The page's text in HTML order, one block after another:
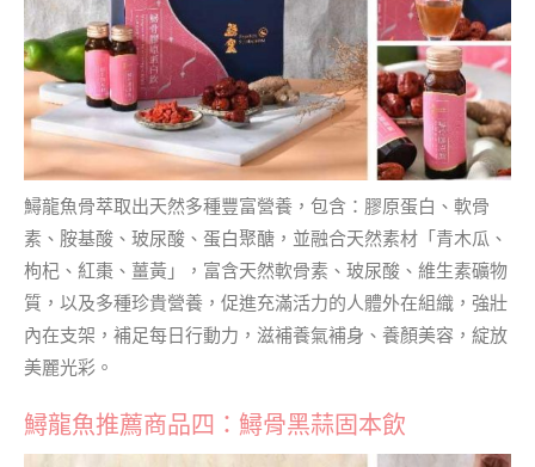
鱘龍魚骨萃取出天然多種豐富營養，包含：膠原蛋白、軟骨
素、胺基酸、玻尿酸、蛋白聚醣，並融合天然素材「青木瓜、
枸杞、紅棗、薑黃」，富含天然軟骨素、玻尿酸、維生素礦物
質，以及多種珍貴營養，促進充滿活力的人體外在組織，強壯
內在支架，補足每日行動力，滋補養氣補身、養顏美容，綻放
美麗光彩。
鱘龍魚推薦商品四：鱘骨黑蒜固本飲